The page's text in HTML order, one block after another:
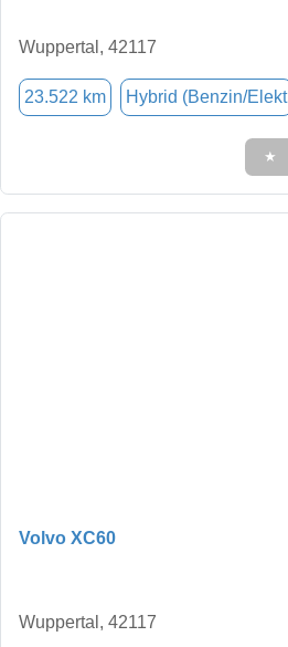
Wuppertal, 42117
23.522 km Hybrid (Benzin/Elekt
★
Volvo XC60
Wuppertal, 42117